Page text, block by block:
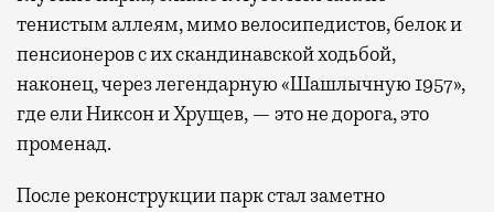
тенистым аллеям, мимо велосипедистов, белок и
пенсионеров с их скандинавской ходьбой,
наконец, через легендарную «Шашлычную 1957»,
где ели Никсон и Хрущев, — это не дорога, это
променад.
После реконструкции парк стал заметно